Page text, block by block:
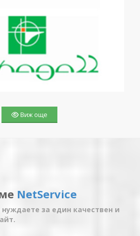
Виж още
NetService
нуждаете за един качествен и